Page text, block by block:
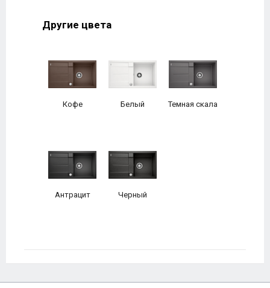
Другие цвета
Кофе Белый Темная скала
Антрацит Черный